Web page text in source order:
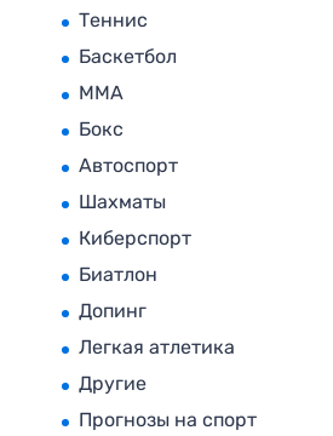
Теннис
Баскетбол
MMA
Бокс
Автоспорт
Шахматы
Киберспорт
Биатлон
Допинг
Легкая атлетика
Другие
Прогнозы на спорт